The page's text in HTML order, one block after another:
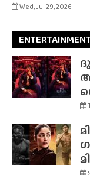
Wed, Jul 29, 2026